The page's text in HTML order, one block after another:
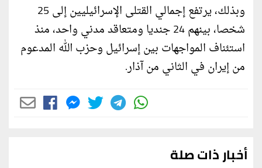
وبذلك، يرتفع إجمالي القتلى الإسرائيليين إلى 25
شخصا، بينهم 24 جنديا ومتعاقد مدني واحد، منذ
استئناف المواجهات بين إسرائيل وحزب الله المدعوم
من إيران في الثاني من آذار.
أخبار ذات صلة